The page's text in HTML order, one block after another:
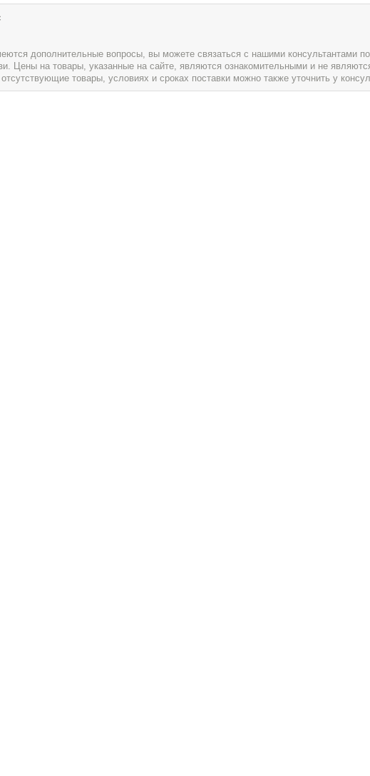
дополнительные вопросы, вы можете связаться с нашими консультантами
Цены на товары, указанные на сайте, являются ознакомительными и не
товары, условиях и сроках поставки можно также уточнить у